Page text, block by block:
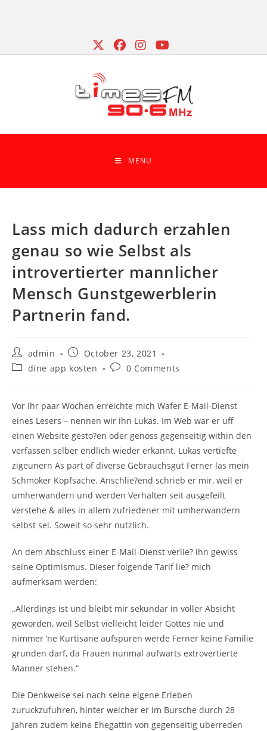
MENU
Lass mich dadurch erzahlen
genau so wie Selbst als
introvertierter mannlicher
Mensch Gunstgewerblerin
Partnerin fand.
Post
author:
admin
Post
published:
October 23, 2021
Postdine app kosten
Post0 Comments
Vor Ihr paar Wochen erreichte mich Wafer E-Mail-Dienst
eines Lesers – nennen wir ihn Lukas. Im Web war er uff
einen Website gesto?en oder genoss gegenseitig within den
verfassen selber endlich wieder erkannt. Lukas vertiefte
zigeunern As part of diverse Gebrauchsgut Ferner las mein
Schmoker Kopfsache. Anschlie?end schrieb er mir, weil er
umherwandern und werden Verhalten seit ausgefeilt
verstehe & alles in allem zufriedener mit umherwandern
selbst sei. Soweit so sehr nutzlich.
An dem Abschluss einer E-Mail-Dienst verlie? ihn gewiss
seine Optimismus. Dieser folgende Tarif lie? mich
aufmerksam werden:
„Allerdings ist und bleibt mir sekundar in voller Absicht
geworden, weil Selbst vielleicht leider Gottes nie und
nimmer ‘ne Kurtisane aufspuren werde Ferner keine Familie
grunden darf, da Frauen nunmal aufwarts extrovertierte
Manner stehen.“
Die Denkweise sei nach seine eigene Erleben
zuruckzufuhren, hinter welcher er im Bursche durch 28
Jahren zudem keine Ehegattin von gegenseitig uberreden